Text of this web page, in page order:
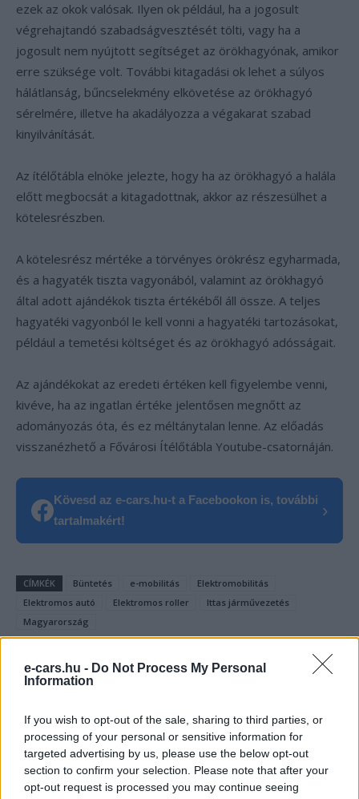
e-cars.hu - Do Not Process My Personal
Information
If you wish to opt-out of the sale, sharing to third parties, or
processing of your personal or sensitive information for
targeted advertising by us, please use the below opt-out
section to confirm your selection. Please note that after your
opt-out request is processed you may continue seeing
ezek az okok valósak. Ilyen ok például, ha a jogosult
végrehajtandó szabadságvesztését tölti, vagy ha a
jogosult nem nyújtott segítséget az örökhagyónak, amikor
erre szüksége volt. További kitagadási ok lehet a súlyos
hálátlanság, bűncselekmény elkövetése az örökhagyó
sérelmére, illetve ha akadályozza a végakarat szabad
kinyilvánítását.
Az ítélőtábla elnöke jelezte, hogy ha az örökhagyó a halála
előtt megbocsát a kitagadottnak, akkor az részesülhet a
kötelesrészben.
A kötelesrész mértéke a törvényes örökrész egyharmada,
és a hagyaték tiszta vagyonából, valamint az örökhagyó
által adott ajándékok tiszta értékéből áll össze. A teljes
hagyatéki vagyonból le kell vonni a hagyatéki tartozásokat,
például a temetési költséget és az örökhagyó adósságait.
Az ajándékokat az eredeti értéken kell figyelembe venni,
kivéve, ha az ingatlan értéke jelentősen megnőtt az
adományozás óta, és ez méltánytalan lenne. Az előadás
visszanézhető a Fővárosi Ítélőtábla Youtube-csatornáján.
Kövesd az e-cars.hu-t a Facebookon is, további
tartalmakért!
›
CÍMKÉK Büntetés e-mobilitás
Elektromobilitás
Elektromos autó
Elektromos roller
Ittas járművezetés
Magyarország